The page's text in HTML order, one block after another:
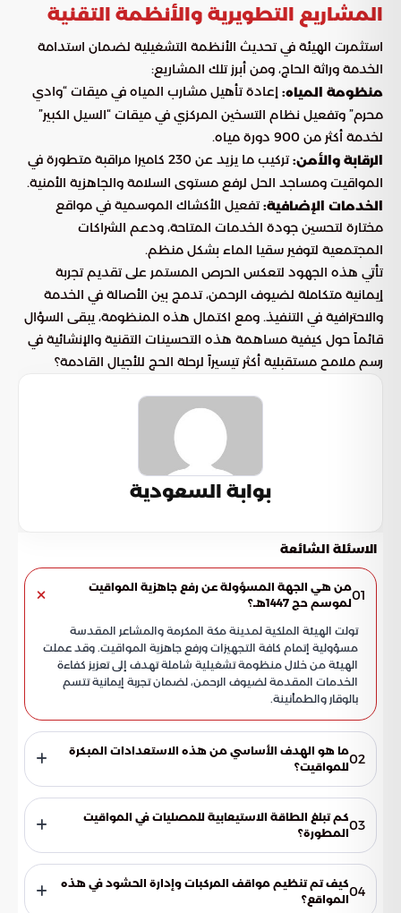
المشاريع التطويرية والأنظمة التقنية
استثمرت الهيئة في تحديث الأنظمة التشغيلية لضمان استدامة
الخدمة وراثة الحاج، ومن أبرز تلك المشاريع:
منظومة المياه: إعادة تأهيل مشارب المياه في ميقات “وادي
محرم” وتفعيل نظام التسخين المركزي في ميقات “السيل الكبير”
لخدمة أكثر من 900 دورة مياه.
الرقابة والأمن:
تركيب ما يزيد عن 230 كاميرا مراقبة متطورة في
المواقيت ومساجد الحل لرفع مستوى السلامة والجاهزية الأمنية.
الخدمات الإضافية:تفعيل الأكشاك الموسمية في مواقع
مختارة لتحسين جودة الخدمات المتاحة، ودعم الشراكات
المجتمعية لتوفير سقيا الماء بشكل منظم.
تأتي هذه الجهود لتعكس الحرص المستمر على تقديم تجربة
إيمانية متكاملة لضيوف الرحمن، تدمج بين الأصالة في الخدمة
والاحترافية في التنفيذ. ومع اكتمال هذه المنظومة، يبقى السؤال
قائماً حول كيفية مساهمة هذه التحسينات التقنية والإنشائية في
رسم ملامح مستقبلية أكثر تيسيراً لرحلة الحج للأجيال القادمة؟
بوابة السعودية
الاسئلة الشائعة
01من هي الجهة المسؤولة عن رفع جاهزية المواقيت
لموسم حج 1447هـ؟
تولت الهيئة الملكية لمدينة مكة المكرمة والمشاعر المقدسة
مسؤولية إتمام كافة التجهيزات ورفع جاهزية المواقيت. وقد عملت
الهيئة من خلال منظومة تشغيلية شاملة تهدف إلى تعزيز كفاءة
الخدمات المقدمة لضيوف الرحمن، لضمان تجربة إيمانية تتسم
بالوقار والطمأنينة.
02ما هو الهدف الأساسي من هذه الاستعدادات المبكرة
للمواقيت؟
تتمحور الأهداف حول تجويد تجربة الحجاج منذ لحظة وصولهم إلى
المنافذ المؤدية للحرم المكي الشريف. ويسعى هذا التخطيط
الاستباقي إلى رفع معايير السلامة العامة وضمان انسيابية الحركة،
الموسم.
03كم تبلغ الطاقة الاستيعابية للمصليات في المواقيت
المطورة؟
تم تصميم المصليات لتستوعب أعداداً كبيرة من الحجاج، حيث
تصل الطاقة الاستيعابية لمصليات الرجال إلى أكثر من 6600 مصلٍ.
وفي المقابل، تم تجهيز مصليات النساء لتستوعب نحو 3200
04كيف تم تنظيم مواقف المركبات وإدارة الحشود في هذه
المواقع؟